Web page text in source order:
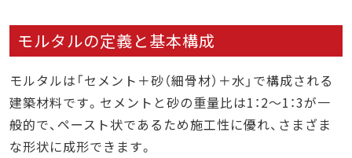
モルタルの定義と基本構成
モルタルは「セメント＋砂（細骨材）＋水」で構成される
建築材料です。セメントと砂の重量比は1：2〜1：3が一
般的で、ペースト状であるため施工性に優れ、さまざま
な形状に成形できます。